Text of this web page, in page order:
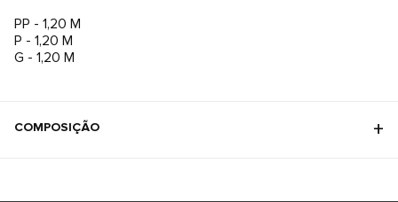
PP - 1,20 M
P - 1,20 M
G - 1,20 M
COMPOSIÇÃO